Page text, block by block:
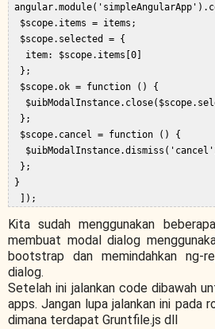
  $scope.items = items;
  $scope.selected = {
   item: $scope.items[0]
  };
  $scope.ok = function () {
  };
  $scope.cancel = function () {
  };
}
Kita sudah menggunakan
membuat modal dialog
bootstrap dan memindahkan ng-
dialog.
Setelah ini jalankan code dibawah
apps. Jangan lupa jalankan ini pada
dimana terdapat Gruntfile.js dll